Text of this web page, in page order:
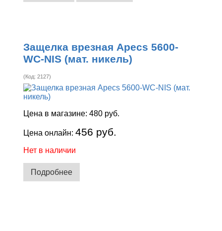
Защелка врезная Apecs 5600-
WC-NIS (мат. никель)
(Код:2127)
Цена в магазине:480 руб.
Цена онлайн:456 руб.
Нет в наличии
Подробнее